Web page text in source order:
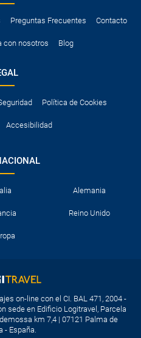
Preguntas Frecuentes Contacto
con nosotros Blog
Política de Cookies
Accesibilidad
Alemania
Reino Unido
on-line con el CI. BAL 471, 2004 -
sede en Edificio Logitravel, Parcela
km 7,4 | 07121 Palma de
- España.